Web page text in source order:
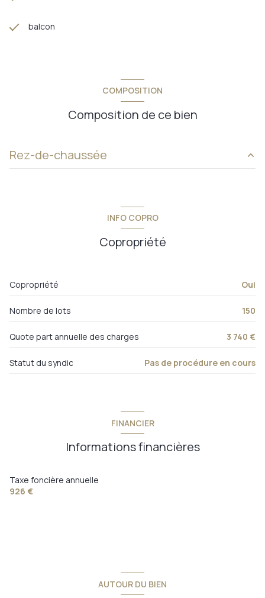
balcon
COMPOSITION
Composition de ce bien
Rez-de-chaussée
placard
salle d'eau
1,15 m²
chambre 1
9,50 m²
chambre 3
13,03 m²
INFO COPRO
Copropriété
Copropriété Oui
Nombre de lots 150
Quote part annuelle des charges 3 740 €
Statut du syndic Pas de procédure en cours
FINANCIER
Informations financières
Taxe foncière annuelle
926 €
AUTOUR DU BIEN